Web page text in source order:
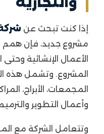
إذا كنت تبحث عن
مشروع جديد، فإن همم
الأعمال الإنشائية
المشروع. وتشمل هذه
المجمعات، الأبراج،
وأعمال التطوير
وتتعامل الشركة مع